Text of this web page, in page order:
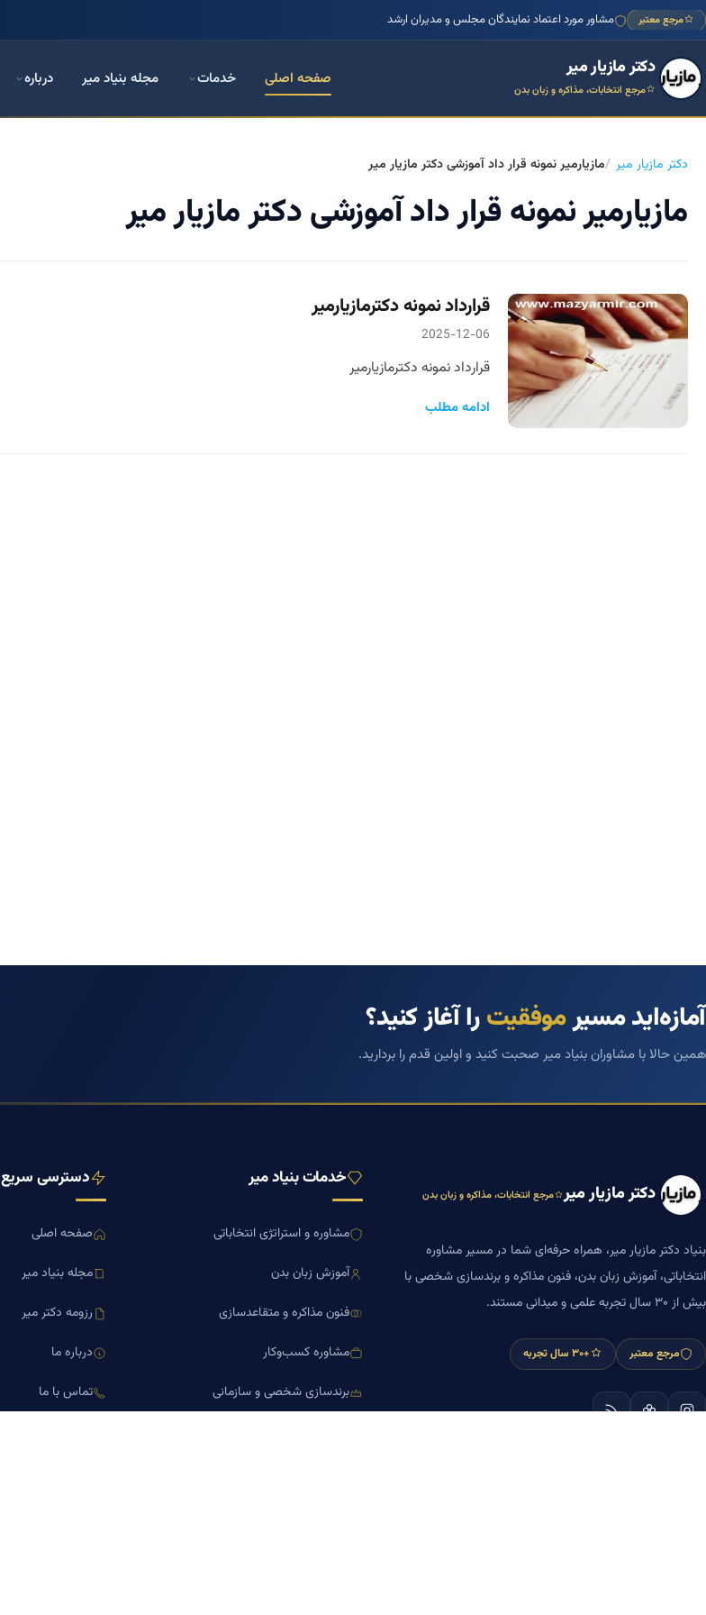
مرجع معتبر مشاور مورد اعتماد نمایندگان مجلس و مدیران ارشد
دکتر مازیار میر
مرجع انتخابات، مذاکره و زبان بدن
صفحه اصلی خدمات مجله بنیاد میر درباره
دکتر مازیار میر مازیارمیر نمونه قرار داد آموزشی دکتر مازیار میر
مازیارمیر نمونه قرار داد آموزشی دکتر مازیار میر
قرارداد نمونه دکترمازیارمیر
2025-12-06
قرارداد نمونه دکترمازیارمیر
ادامه مطلب
آمازه‌اید مسیرموفقیترا آغاز کنید؟
همین حالا با مشاوران بنیاد میر صحبت کنید و اولین قدم را بردارید.
دکتر مازیار میر مرجع انتخابات، مذاکره و زبان بدن
بنیاد دکتر مازیار میر، همراه حرفه‌ای شما در مسیر مشاوره
انتخاباتی، آموزش زبان بدن، فنون مذاکره و برندسازی شخصی با
بیش از ۳۰ سال تجربه علمی و میدانی مستند.
مرجع معتبر +۳۰ سال تجربه
خدمات بنیاد میر
مشاوره و استراتژی انتخاباتی
آموزش زبان بدن
فنون مذاکره و متقاعدسازی
مشاوره کسب‌وکار
برندسازی شخصی و سازمانی
دسترسی سریع
صفحه اصلی
مجله بنیاد میر
رزومه دکتر میر
درباره ما
تماس با ما